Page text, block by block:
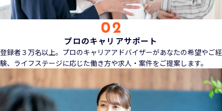
プロのキャリアサポート
登録者３万名以上。プロのキャリアアドバイザーがあなたの希望やご経
験、ライフステージに応じた働き方や求人・案件をご提案します。